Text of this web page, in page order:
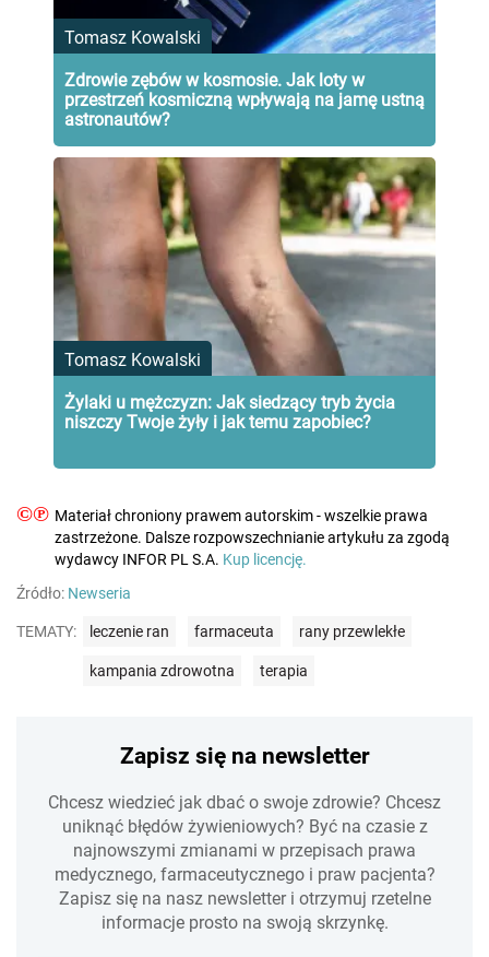
Tomasz Kowalski
Zdrowie zębów w kosmosie. Jak loty w
przestrzeń kosmiczną wpływają na jamę ustną
astronautów?
Tomasz Kowalski
Żylaki u mężczyzn: Jak siedzący tryb życia
niszczy Twoje żyły i jak temu zapobiec?
©℗ Materiał chroniony prawem autorskim - wszelkie prawa
zastrzeżone. Dalsze rozpowszechnianie artykułu za zgodą
wydawcy INFOR PL S.A. Kup licencję.
Źródło: Newseria
TEMATY: leczenie ran farmaceuta rany przewlekłe
kampania zdrowotna terapia
Zapisz się na newsletter
Chcesz wiedzieć jak dbać o swoje zdrowie? Chcesz
uniknąć błędów żywieniowych? Być na czasie z
najnowszymi zmianami w przepisach prawa
medycznego, farmaceutycznego i praw pacjenta?
Zapisz się na nasz newsletter i otrzymuj rzetelne
informacje prosto na swoją skrzynkę.